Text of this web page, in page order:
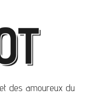
des amoureux du